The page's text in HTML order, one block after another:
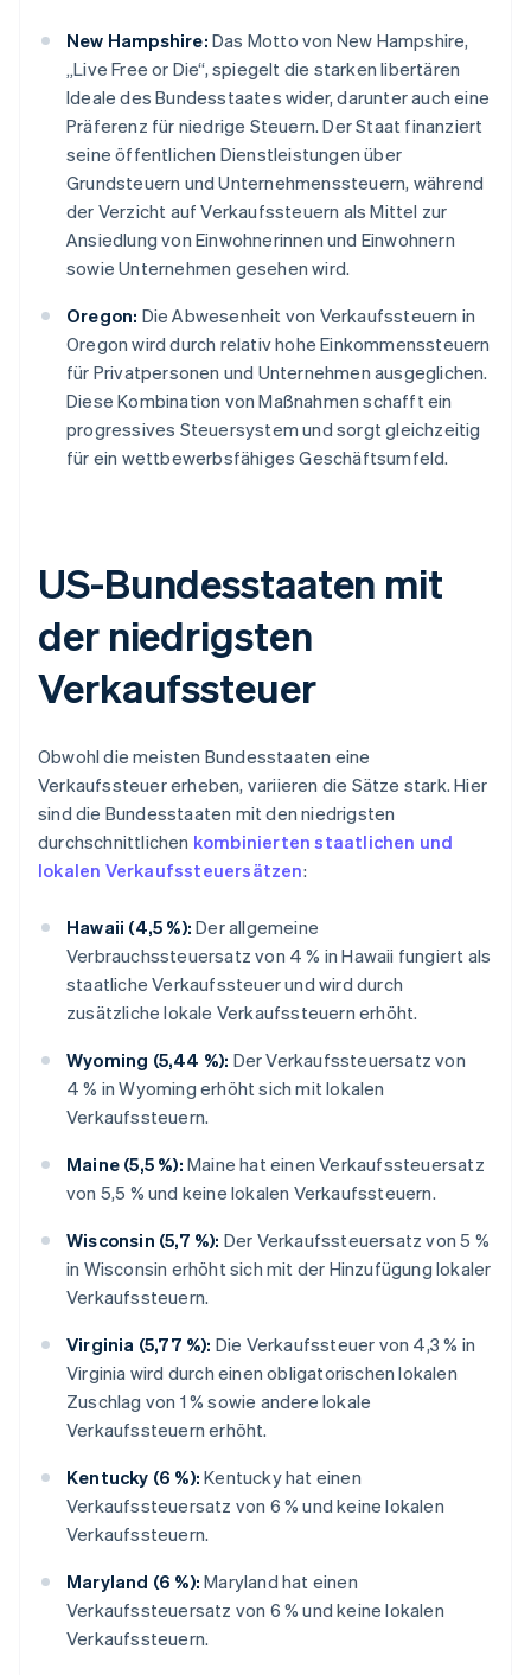
New Hampshire: Das Motto von New Hampshire,
„Live Free or Die“, spiegelt die starken libertären
Ideale des Bundesstaates wider, darunter auch eine
Präferenz für niedrige Steuern. Der Staat finanziert
seine öffentlichen Dienstleistungen über
Grundsteuern und Unternehmenssteuern, während
der Verzicht auf Verkaufssteuern als Mittel zur
Ansiedlung von Einwohnerinnen und Einwohnern
sowie Unternehmen gesehen wird.
Oregon: Die Abwesenheit von Verkaufssteuern in
Oregon wird durch relativ hohe Einkommenssteuern
für Privatpersonen und Unternehmen ausgeglichen.
Diese Kombination von Maßnahmen schafft ein
progressives Steuersystem und sorgt gleichzeitig
für ein wettbewerbsfähiges Geschäftsumfeld.
US-Bundesstaaten mit
der niedrigsten
Verkaufssteuer
Obwohl die meisten Bundesstaaten eine
Verkaufssteuer erheben, variieren die Sätze stark. Hier
sind die Bundesstaaten mit den niedrigsten
durchschnittlichen kombinierten staatlichen und
lokalen Verkaufssteuersätzen:
Hawaii (4,5 %): Der allgemeine
Verbrauchssteuersatz von 4 % in Hawaii fungiert als
staatliche Verkaufssteuer und wird durch
zusätzliche lokale Verkaufssteuern erhöht.
Wyoming (5,44 %): Der Verkaufssteuersatz von
4 % in Wyoming erhöht sich mit lokalen
Verkaufssteuern.
Maine (5,5 %): Maine hat einen Verkaufssteuersatz
von 5,5 % und keine lokalen Verkaufssteuern.
Wisconsin (5,7 %): Der Verkaufssteuersatz von 5 %
in Wisconsin erhöht sich mit der Hinzufügung lokaler
Verkaufssteuern.
Virginia (5,77 %): Die Verkaufssteuer von 4,3 % in
Virginia wird durch einen obligatorischen lokalen
Zuschlag von 1 % sowie andere lokale
Verkaufssteuern erhöht.
Kentucky (6 %): Kentucky hat einen
Verkaufssteuersatz von 6 % und keine lokalen
Verkaufssteuern.
Maryland (6 %): Maryland hat einen
Verkaufssteuersatz von 6 % und keine lokalen
Verkaufssteuern.